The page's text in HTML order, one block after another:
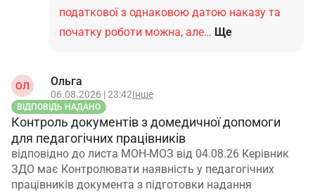
податкової з однаковою датою наказу та
початку роботи можна, але… Ще
ОЛ Ольга
06.08.2026 | 23:42Інше
ВІДПОВІДЬ НАДАНО
Контроль документів з домедичної допомоги
для педагогічних працівників
відповідно до листа МОН-МОЗ від 04.08.26 Керівник
ЗДО має Контролювати наявність у педагогічних
працівників документа з підготовки надання